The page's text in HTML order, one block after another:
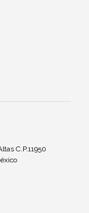
C.P.11950